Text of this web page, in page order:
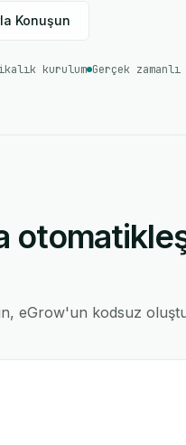
Konuşun
kurulum Gerçek
eGrow'un kodsuz